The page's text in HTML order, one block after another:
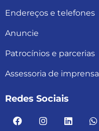
Endereços e telefones
Anuncie
Patrocínios e parcerias
Assessoria de imprensa
Redes Sociais